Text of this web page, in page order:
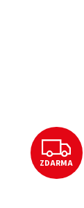
Z
D
ZDARMA